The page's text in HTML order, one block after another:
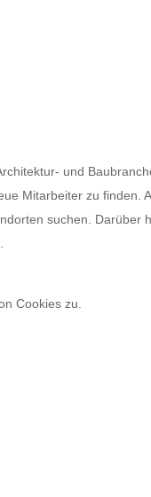
und
Mitarbeiter zu
suchen.
Cookies zu.